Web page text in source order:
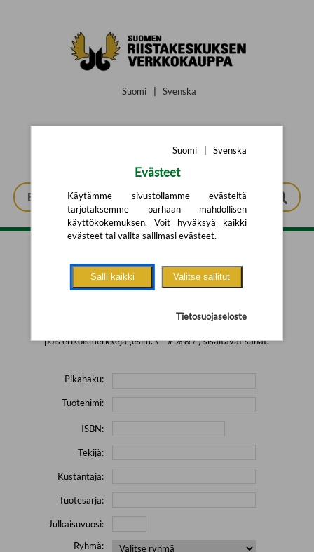
Suomi Svenska
Tarkennettu haku
pois erikoismerkkejä (esim. \' " # % & / ) sisältävät sanat.
Pikahaku:
Tuotenimi:
ISBN:
Tekijä:
Kustantaja:
Tuotesarja:
Julkaisuvuosi:
Ryhmä:
Suomi Svenska
Evästeet
Käytämme sivustollamme evästeitä
tarjotaksemme parhaan mahdollisen
käyttökokemuksen. Voit hyväksyä kaikki
evästeet tai valita sallimasi evästeet.
Salli kaikki Valitse sallitut
Tietosuojaseloste